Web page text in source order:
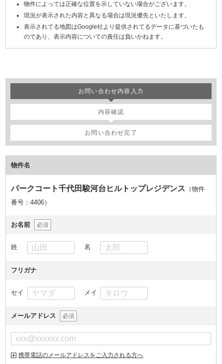
物件によっては正確な位置を示していない場合がございます。
現況が表示された内容と異なる場合は現況優先といたします。
表示されてる地図はGoogle社より提供されてるデータに基づいたも
のであり、表示内容についての責任は負いかねます。
お問い合わせ内容入力
内容確認
お問い合わせ完了
物件名
パークコート千代田駿河台ヒルトップレジデンス （物件
番号：4406）
お名前 必須
姓 名
フリガナ
セイ メイ
メールアドレス 必須
携帯電話のメールアドレスをご入力される方へ